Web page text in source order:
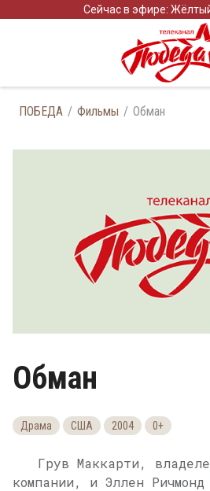
Сейчас в эфире:
ПОБЕДА Фильмы Обман
Обман
Драма США 2004 0+
Грув Маккарти,
компании, и Эллен Ричмонд